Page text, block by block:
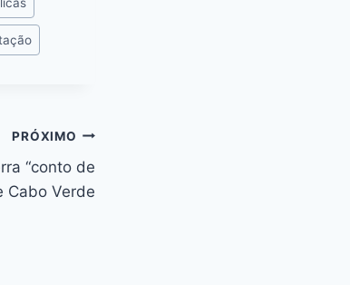
PRÓXIMO
“conto de
Cabo Verde